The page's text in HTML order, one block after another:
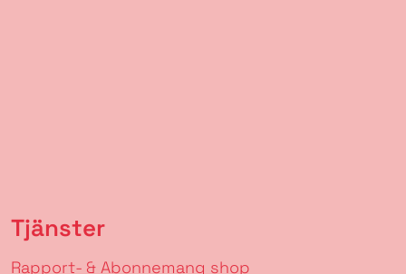
Tjänster
Rapport- & Abonnemang shop